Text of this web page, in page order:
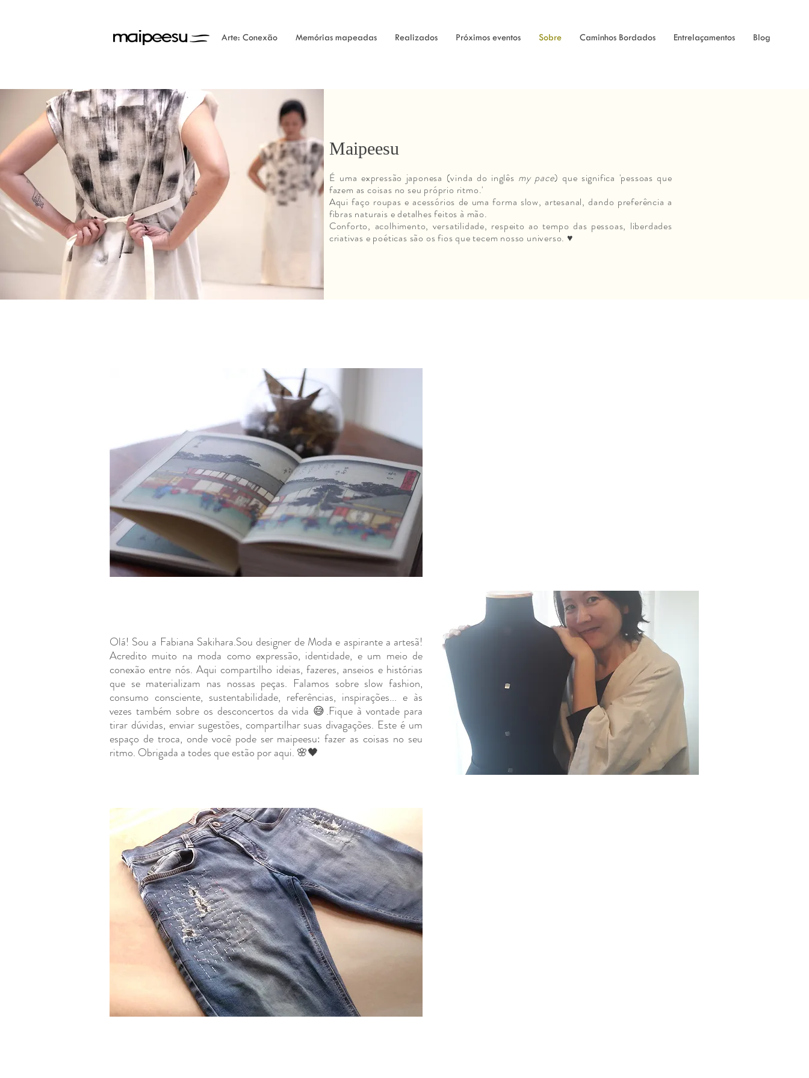
Arte: Conexão Memórias mapeadas Realizados Próximos eventos Sobre Caminhos Bordados Entrelaçamentos Blog
Maipeesu
É uma expressão japonesa (vinda do inglês my pace) que significa 'pessoas que
fazem as coisas no seu próprio ritmo.'
Aqui faço roupas e acessórios de uma forma slow, artesanal, dando preferência a
fibras naturais e detalhes feitos à mão.
Conforto, acolhimento, versatilidade, respeito ao tempo das pessoas, liberdades
criativas e poéticas são os fios que tecem nosso universo. ♥
Olá! Sou a Fabiana Sakihara.Sou designer de Moda e aspirante a artesã!
Acredito muito na moda como expressão, identidade, e um meio de
conexão entre nós. Aqui compartilho ideias, fazeres, anseios e histórias
que se materializam nas nossas peças. Falamos sobre slow fashion,
consumo consciente, sustentabilidade, referências, inspirações... e às
vezes também sobre os desconcertos da vida 😅.Fique à vontade para
tirar dúvidas, enviar sugestões, compartilhar suas divagações. Este é um
espaço de troca, onde você pode ser maipeesu: fazer as coisas no seu
ritmo. Obrigada a todes que estão por aqui. 🌸🖤